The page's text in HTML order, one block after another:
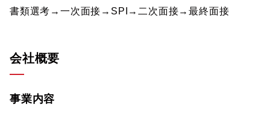
書類選考→一次面接→SPI→二次面接→最終面接
会社概要
事業内容